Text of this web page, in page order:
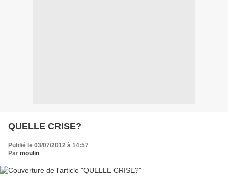
QUELLE CRISE?
Publié le 03/07/2012 à 14:57
Par moulin